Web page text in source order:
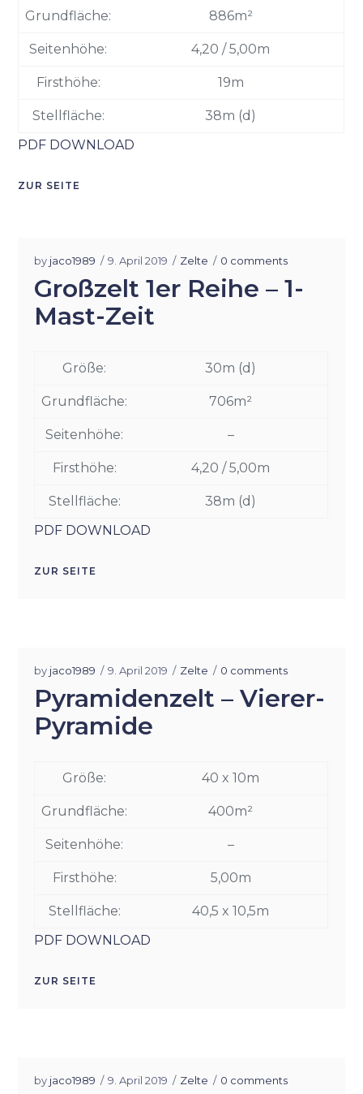
Grundfläche: 886m²
Seitenhöhe: 4,20 / 5,00m
Firsthöhe: 19m
Stellfläche:
38m (d)
PDF DOWNLOAD
ZUR SEITE
by jaco1989 9. April 2019 Zelte 0 comments
Großzelt 1er Reihe – 1-
Mast-Zeit
Größe: 30m (d)
Grundfläche: 706m²
Seitenhöhe: –
Firsthöhe: 4,20 / 5,00m
Stellfläche:
38m (d)
PDF DOWNLOAD
ZUR SEITE
by jaco1989 9. April 2019 Zelte 0 comments
Pyramidenzelt – Vierer-
Pyramide
Größe: 40 x 10m
Grundfläche: 400m²
Seitenhöhe: –
Firsthöhe: 5,00m
Stellfläche:
40,5 x 10,5m
PDF DOWNLOAD
ZUR SEITE
by jaco1989 9. April 2019 Zelte 0 comments